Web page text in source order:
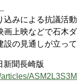
みによる抗議活
画上映などで石木
の見通しが立っ
聞長崎版